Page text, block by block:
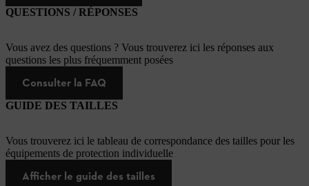
QUESTIONS / RÉPONSES
Vous avez des questions ? Vous trouverez ici les réponses aux
questions les plus fréquemment posées
Consulter la FAQ
GUIDE DES TAILLES
Vous trouverez ici le tableau de correspondance des tailles pour les
équipements de protection individuelle
Afficher le guide des tailles